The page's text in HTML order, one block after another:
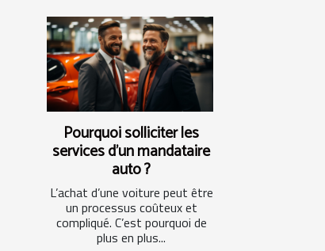
Pourquoi solliciter les
services d’un mandataire
auto ?
L’achat d’une voiture peut être
un processus coûteux et
compliqué. C’est pourquoi de
plus en plus...